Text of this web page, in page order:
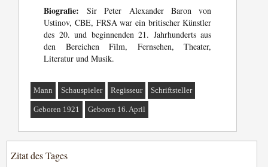
Biografie: Sir Peter Alexander Baron von
Ustinov, CBE, FRSA war ein britischer Künstler
des 20. und beginnenden 21. Jahrhunderts aus
den Bereichen Film, Fernsehen, Theater,
Literatur und Musik.
Mann Schauspieler Regisseur Schriftsteller
Geboren 1921 Geboren 16. April
Zitat des Tages